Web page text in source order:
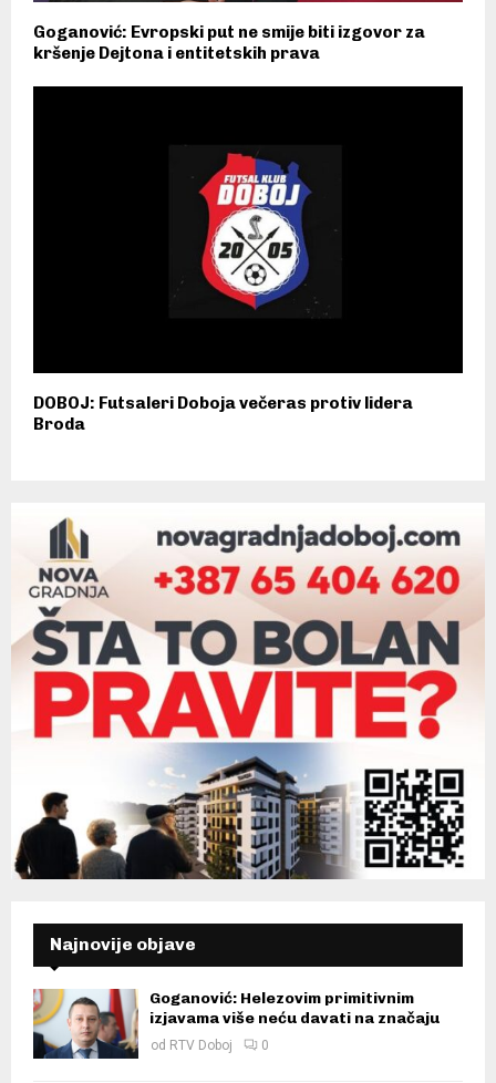
Goganović: Evropski put ne smije biti izgovor za
kršenje Dejtona i entitetskih prava
DOBOJ: Futsaleri Doboja večeras protiv lidera
Broda
Najnovije objave
Goganović: Helezovim primitivnim
izjavama više neću davati na značaju
od RTV Doboj 0